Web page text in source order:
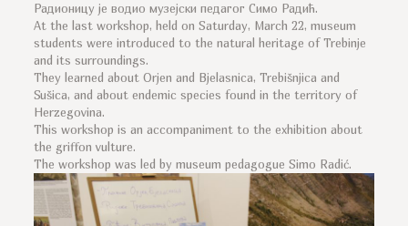
Радионицу је водио музејски педагог Симо Радић.
At the last workshop, held on Saturday, March 22, museum
students were introduced to the natural heritage of Trebinje
and its surroundings.
They learned about Orjen and Bjelasnica, Trebišnjica and
Sušica, and about endemic species found in the territory of
Herzegovina.
This workshop is an accompaniment to the exhibition about
the griffon vulture.
The workshop was led by museum pedagogue Simo Radić.